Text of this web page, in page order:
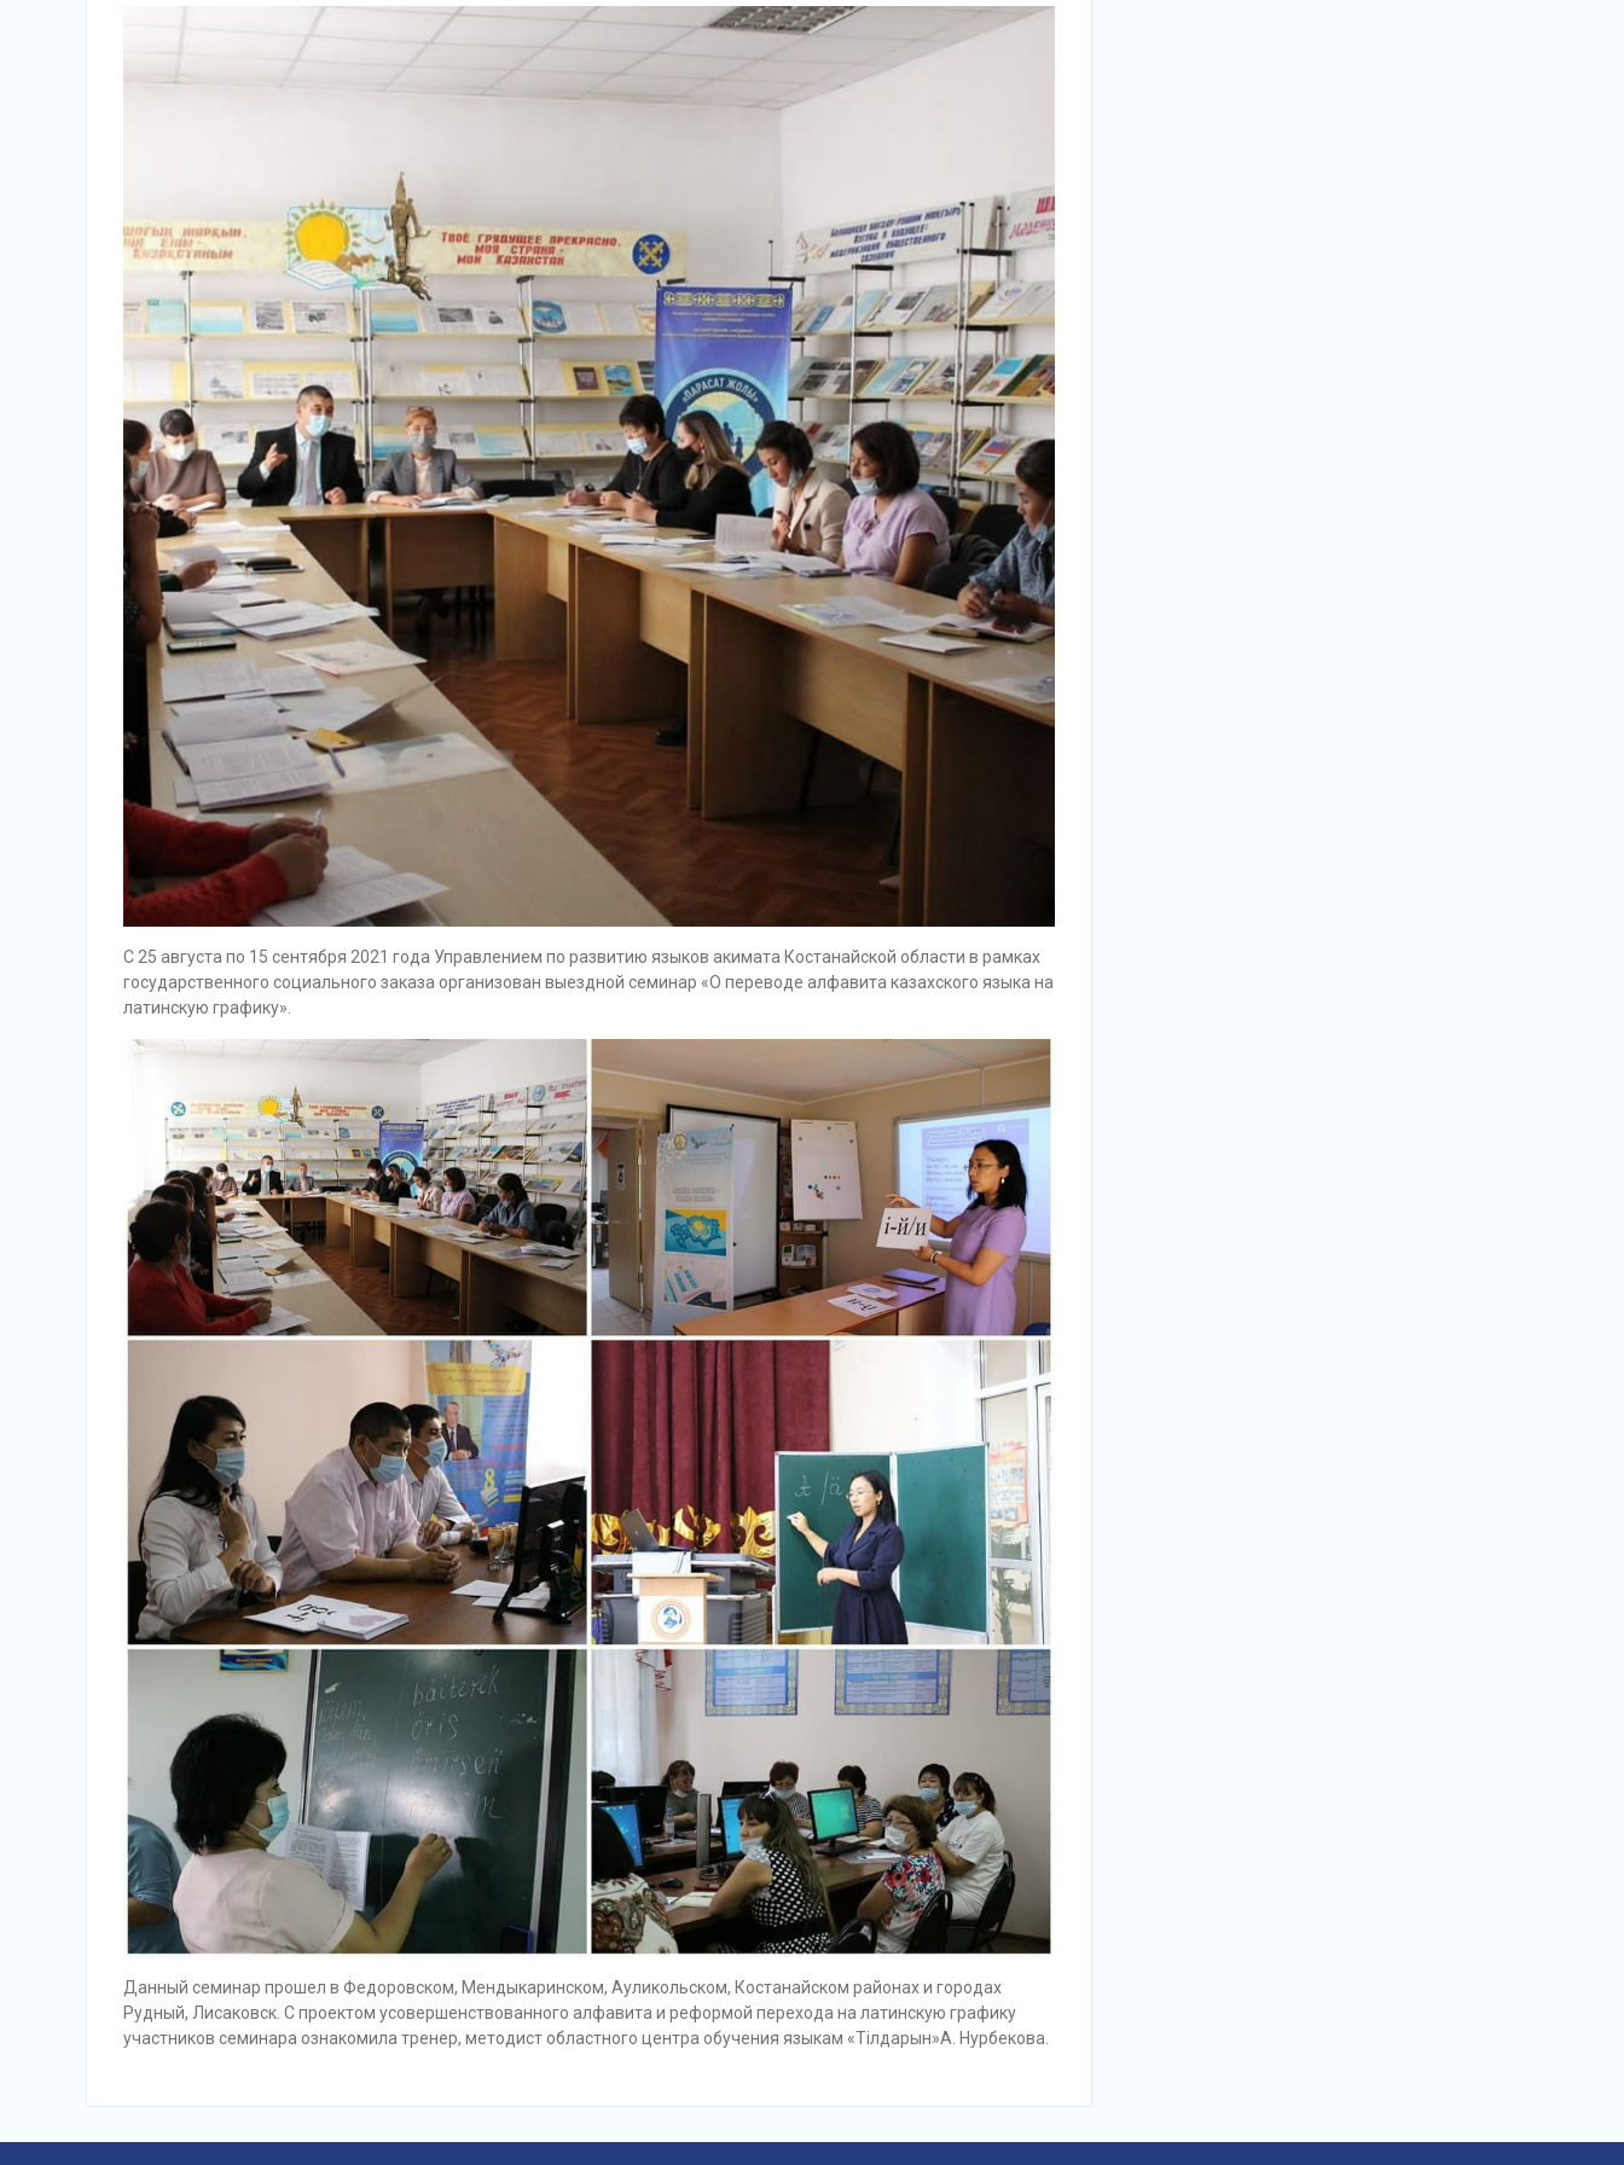
С 25 августа по 15 сентября 2021 года Управлением по развитию языков акимата Костанайской области в рамках
государственного социального заказа организован выездной семинар «О переводе алфавита казахского языка на
латинскую графику».
Данный семинар прошел в Федоровском, Мендыкаринском, Ауликольском, Костанайском районах и городах
Рудный, Лисаковск. С проектом усовершенствованного алфавита и реформой перехода на латинскую графику
участников семинара ознакомила тренер, методист областного центра обучения языкам «Тілдарын»А. Нурбекова.